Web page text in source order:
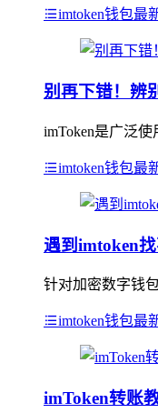
imtoken钱包最
别再下错！辨
imToken是广泛
imtoken钱包最
遇到imtoken
针对加密数字钱
imtoken钱包最
imToken转账